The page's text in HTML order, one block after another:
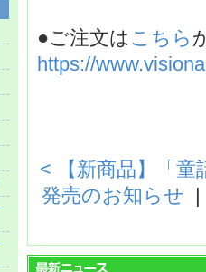
●ご注文は こちら
https://
< 【新商品】「童
発売のお知らせ